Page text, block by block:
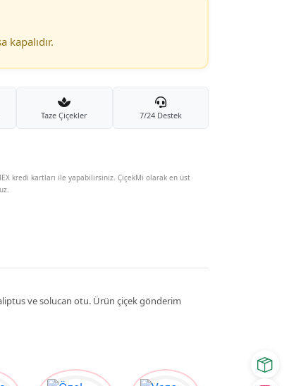
kapalıdır.
Taze Çiçekler 7/24 Destek
kredi kartları ile yapabilirsiniz. ÇiçekMi olarak en üst
ve solucan otu. Ürün çiçek gönderim